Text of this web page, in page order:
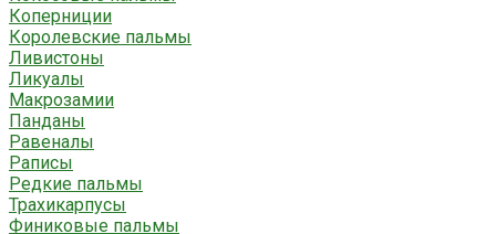
Коперниции
Королевские пальмы
Ливистоны
Ликуалы
Макрозамии
Панданы
Равеналы
Раписы
Редкие пальмы
Трахикарпусы
Финиковые пальмы